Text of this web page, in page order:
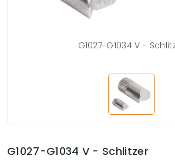
G1027-G1034 V -
G1027-G1034 V - Schlitzer